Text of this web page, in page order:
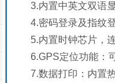
3.内置中英文双语
4.密码登录及指纹
5.内置时钟芯片，
6.GPS定位功能：
7.数据打印：内置